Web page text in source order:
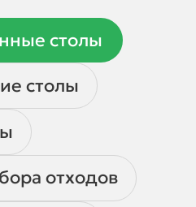
столы
столы
отходов